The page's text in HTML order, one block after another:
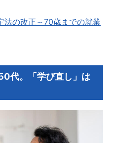
法の改正～70歳までの就業
代。「学び直し」は